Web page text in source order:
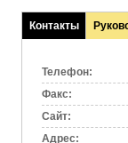
Контакты
(активная
Телефон:
Факс:
Сайт:
Адрес: